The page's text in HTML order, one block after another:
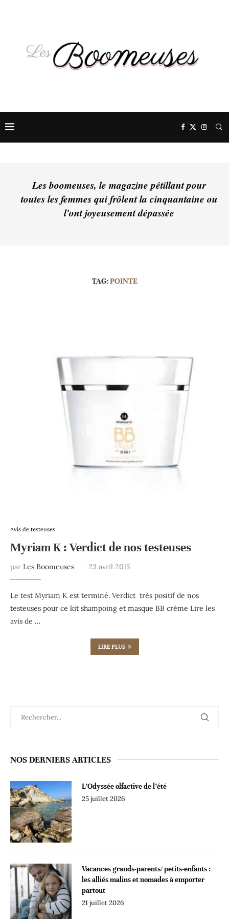
Les boomeuses, le magazine pétillant pour
toutes les femmes qui frôlent la cinquantaine ou
l'ont joyeusement dépassée
TAG:POINTE
Avis de testeuses
Myriam K : Verdict de nos testeuses
par Les Boomeuses 23 avril 2015
Le test Myriam K est terminé. Verdict très positif de nos
testeuses pour ce kit shampoing et masque BB crème Lire les
avis de …
LIRE PLUS
NOS DERNIERS ARTICLES
L’Odyssée olfactive de l’été
25 juillet 2026
Vacances grands-parents/ petits-enfants :
les alliés malins et nomades à emporter
partout
21 juillet 2026